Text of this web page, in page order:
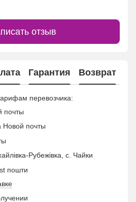
отзыв
Гарантия Возврат
перевозчика:
почты
Новой почты
Рубежівка, с. Чайки
пошти